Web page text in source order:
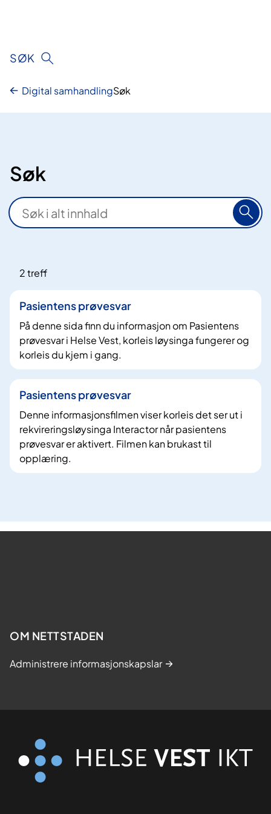
SØK
Digital samhandlingSøk
Søk
S
ø
2 treff
Pasientens prøvesvar
På denne sida finn du informasjon om Pasientens
prøvesvar i Helse Vest, korleis løysinga fungerer og
korleis du kjem i gang.
Pasientens prøvesvar
Denne informasjonsfilmen viser korleis det ser ut i
rekvireringsløysinga Interactor når pasientens
prøvesvar er aktivert. Filmen kan brukast til
opplæring.
OM NETTSTADEN
Administrere informasjonskapslar